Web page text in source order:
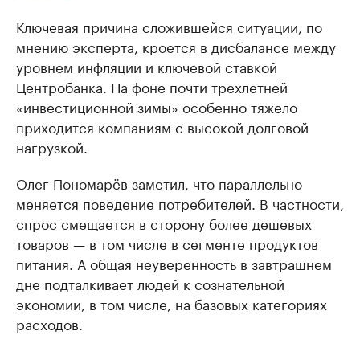
Ключевая причина сложившейся ситуации, по
мнению эксперта, кроется в дисбалансе между
уровнем инфляции и ключевой ставкой
Центробанка. На фоне почти трехлетней
«инвестиционной зимы» особенно тяжело
приходится компаниям с высокой долговой
нагрузкой.
Олег Пономарёв заметил, что параллельно
меняется поведение потребителей. В частности,
спрос смещается в сторону более дешевых
товаров — в том числе в сегменте продуктов
питания. А общая неуверенность в завтрашнем
дне подталкивает людей к сознательной
экономии, в том числе, на базовых категориях
расходов.